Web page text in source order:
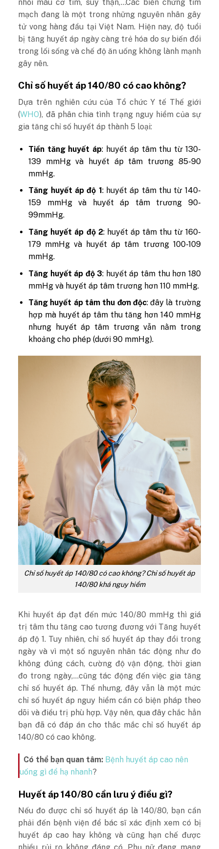
nhồi máu cơ tim, suy thận,…Các biến chứng tim
mạch đang là một trong những nguyên nhân gây
tử vong hàng đầu tại Việt Nam. Hiện nay, độ tuổi
bị tăng huyết áp ngày càng trẻ hóa do sự biến đổi
trong lối sống và chế độ ăn uống không lành mạnh
gây nên.
Chỉ số huyết áp 140/80 có cao không?
Dựa trên nghiên cứu của Tổ chức Y tế Thế giới
(WHO), đã phân chia tình trạng nguy hiểm của sự
gia tăng chỉ số huyết áp thành 5 loại:
Tiền tăng huyết áp: huyết áp tâm thu từ 130-
139 mmHg và huyết áp tâm trương 85-90
mmHg.
Tăng huyết áp độ 1: huyết áp tâm thu từ 140-
159 mmHg và huyết áp tâm trương 90-
99mmHg.
Tăng huyết áp độ 2: huyết áp tâm thu từ 160-
179 mmHg và huyết áp tâm trương 100-109
mmHg.
Tăng huyết áp độ 3: huyết áp tâm thu hơn 180
mmHg và huyết áp tâm trương hơn 110 mmHg.
Tăng huyết áp tâm thu đơn độc: đây là trường
hợp mà huyết áp tâm thu tăng hơn 140 mmHg
nhưng huyết áp tâm trương vẫn nằm trong
khoảng cho phép (dưới 90 mmHg).
Chỉ số huyết áp 140/80 có cao không?Chỉ số huyết áp
140/80 khá nguy hiểm
Khi huyết áp đạt đến mức 140/80 mmHg thì giá
trị tâm thu tăng cao tương đương với Tăng huyết
áp độ 1. Tuy nhiên, chỉ số huyết áp thay đổi trong
ngày và vì một số nguyên nhân tác động như đo
không đúng cách, cường độ vận động, thời gian
đo trong ngày,…cũng tác động đến việc gia tăng
chỉ số huyết áp. Thế nhưng, đây vẫn là một mức
chỉ số huyết áp nguy hiểm cần có biện pháp theo
dõi và điều trị phù hợp. Vậy nên, qua đây chắc hẳn
bạn đã có đáp án cho thắc mắc chỉ số huyết áp
140/80 có cao không.
Có thể bạn quan tâm: Bệnh huyết áp cao nên
uống gì để hạ nhanh?
Huyết áp 140/80 cần lưu ý điều gì?
Nếu đo được chỉ số huyết áp là 140/80, bạn cần
phải đến bệnh viện để bác sĩ xác định xem có bị
huyết áp cao hay không và cũng hạn chế được